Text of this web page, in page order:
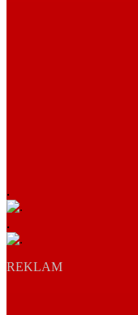
.
.
REKLAM